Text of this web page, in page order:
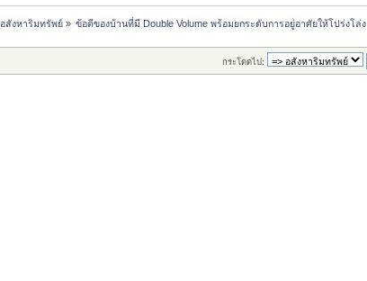
อสังหาริมทรัพย์» ข้อดีของบ้านที่มี Double Volume พร้อมยกระดับการอยู่อาศัยให้โปร่งโล่ง
กระโดดไป: